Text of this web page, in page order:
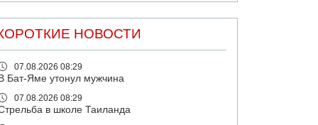
НОВОСТИ
07.08.2026 08:29
В Бат-Яме утонул мужчина
07.08.2026 08:29
в школе Таиланда